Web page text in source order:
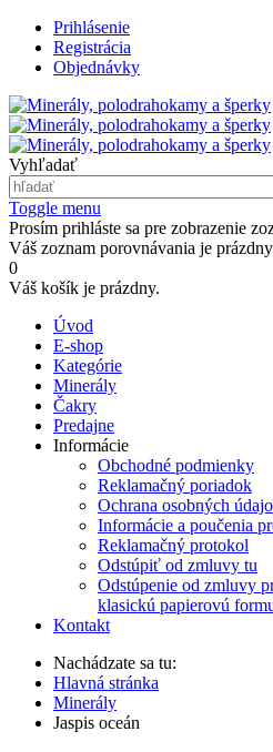
Prihlásenie
Registrácia
Objednávky
Vyhľadať
Toggle menu
Prosím prihláste sa pre zobrazenie
Váš zoznam porovnávania je prázdny
0
Váš košík je prázdny.
Úvod
E-shop
Kategórie
Minerály
Čakry
Predajne
Informácie
Obchodné podmienky
Reklamačný poriadok
Ochrana osobných
Informácie a poučenia
Reklamačný protokol
Odstúpiť od zmluvy tu
Odstúpenie od zmluvy
klasickú papierovú
Kontakt
Nachádzate sa tu:
Hlavná stránka
Minerály
Jaspis oceán